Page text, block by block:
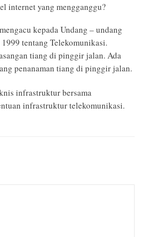
internet yang mengganggu?
kepada Undang – undang
tentang Telekomunikasi.
tiang di pinggir jalan. Ada
penanaman tiang di pinggir jalan.
infrastruktur bersama
infrastruktur telekomunikasi.